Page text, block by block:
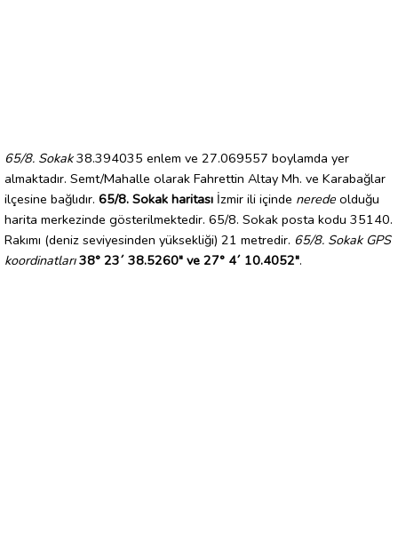
65/8. Sokak38.394035 enlem ve 27.069557 boylamda yer
almaktadır. Semt/Mahalle olarak Fahrettin Altay Mh. ve Karabağlar
ilçesine bağlıdır. 65/8. Sokak haritası İzmir ili içinde nerede olduğu
harita merkezinde gösterilmektedir. 65/8. Sokak posta kodu 35140.
Rakımı (deniz seviyesinden yüksekliği) 21 metredir. 65/8. Sokak GPS
koordinatları 38° 23´ 38.5260" ve 27° 4´ 10.4052".